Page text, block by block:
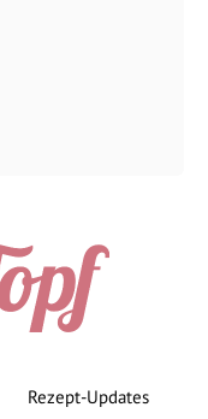
Rezept-Updates